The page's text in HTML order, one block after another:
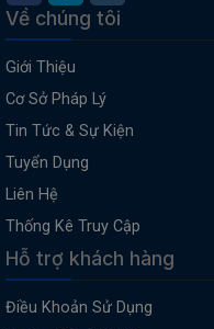
Về chúng tôi
Giới Thiệu
Cơ Sở Pháp Lý
Tin Tức & Sự Kiện
Tuyển Dụng
Liên Hệ
Thống Kê Truy Cập
Hỗ trợ khách hàng
Điều Khoản Sử Dụng